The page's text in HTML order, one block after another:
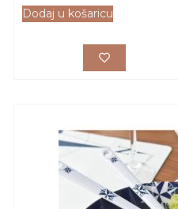
Dodaj u košaricu